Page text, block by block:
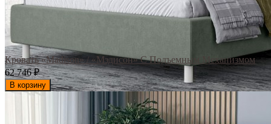
Кровать «Madison» / «Мэдисон» С Подъемным Механизмом
62 746₽
В корзину